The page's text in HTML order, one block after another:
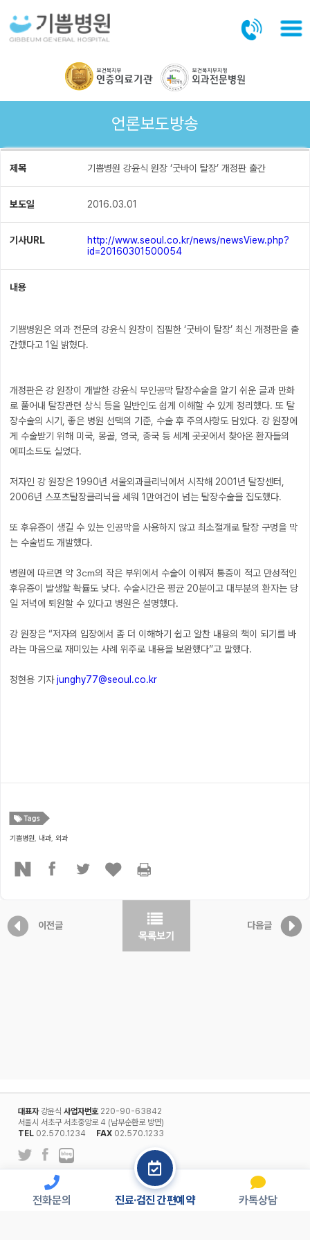
언론보도방송
제목 기쁨병원 강윤식 원장 ‘굿바이 탈장’ 개정판 출간
보도일 2016.03.01
기사URL
http://www.seoul.co.kr/news/newsView.php?
id=20160301500054
내용
기쁨병원은 외과 전문의 강윤식 원장이 집필한 ‘굿바이 탈장’ 최신 개정판을 출
간했다고 1일 밝혔다.
개정판은 강 원장이 개발한 강윤식 무인공막 탈장수술을 알기 쉬운 글과 만화
로 풀어내 탈장관련 상식 등을 일반인도 쉽게 이해할 수 있게 정리했다. 또 탈
장수술의 시기, 좋은 병원 선택의 기준, 수술 후 주의사항도 담았다. 강 원장에
게 수술받기 위해 미국, 몽골, 영국, 중국 등 세계 곳곳에서 찾아온 환자들의
에피소드도 실었다.
저자인 강 원장은 1990년 서울외과클리닉에서 시작해 2001년 탈장센터,
2006년 스포츠탈장클리닉을 세워 1만여건이 넘는 탈장수술을 집도했다.
또 후유증이 생길 수 있는 인공막을 사용하지 않고 최소절개로 탈장 구멍을 막
는 수술법도 개발했다.
병원에 따르면 약 3㎝의 작은 부위에서 수술이 이뤄져 통증이 적고 만성적인
후유증이 발생할 확률도 낮다. 수술시간은 평균 20분이고 대부분의 환자는 당
일 저녁에 퇴원할 수 있다고 병원은 설명했다.
강 원장은 “저자의 입장에서 좀 더 이해하기 쉽고 알찬 내용의 책이 되기를 바
라는 마음으로 재미있는 사례 위주로 내용을 보완했다”고 말했다.
정현용 기자junghy77@seoul.co.kr
기쁨병원, 내과, 외과
이전글 다음글
대표자강윤식 사업자번호220-90-63842
서울시 서초구 서초중앙로 4 (남부순환로 방면)
TEL 02.570.1234 FAX 02.570.1233
개인정보보호정책
전화문의 진료·검진 간편예약 카톡상담